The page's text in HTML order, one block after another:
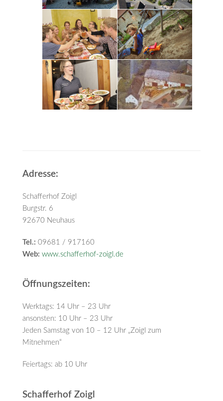
Adresse:
Schafferhof Zoigl
Burgstr. 6
92670 Neuhaus
Tel.: 09681 / 917160
Web: www.schafferhof-zoigl.de
Öffnungszeiten:
Werktags: 14 Uhr – 23 Uhr
ansonsten: 10 Uhr – 23 Uhr
Jeden Samstag von 10 – 12 Uhr „Zoigl zum
Mitnehmen“
Feiertags: ab 10 Uhr
Schafferhof Zoigl